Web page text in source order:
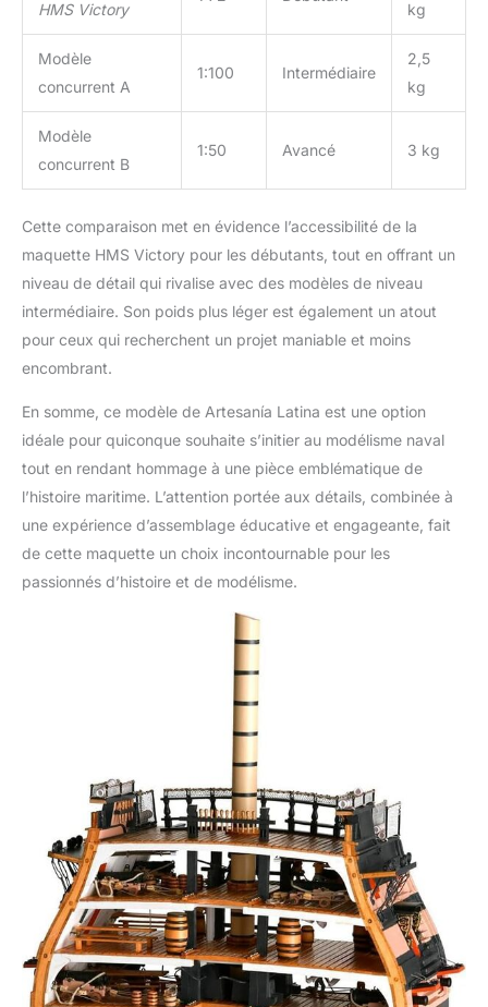
visionner gratuitement
sur notre YouTube en
boîte. Le kit ne contient
Latina est une marque
spécialisée dans la
réduits à construire, en
bois et en métal,
destinés aux enfants et
aux adultes. Nos
magnifique expérience
exceptionnelle. Nous
disposons d'un
catalogue très varié, qui
propose les navires et
avions les plus célèbres
du monde, ainsi que des
outils et accessoires
exclusifs pour les
HMS Victory kg
Modèle
concurrent A
1:100 Intermédiaire
2,5
kg
Modèle
concurrent B
1:50 Avancé 3 kg
Cette comparaison met en évidence l’accessibilité de la
maquette HMS Victory pour les débutants, tout en offrant un
niveau de détail qui rivalise avec des modèles de niveau
intermédiaire. Son poids plus léger est également un atout
pour ceux qui recherchent un projet maniable et moins
encombrant.
En somme, ce modèle de Artesanía Latina est une option
idéale pour quiconque souhaite s’initier au modélisme naval
tout en rendant hommage à une pièce emblématique de
l’histoire maritime. L’attention portée aux détails, combinée à
une expérience d’assemblage éducative et engageante, fait
de cette maquette un choix incontournable pour les
passionnés d’histoire et de modélisme.